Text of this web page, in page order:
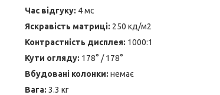
Час відгуку: 4 мс
Яскравість матриці: 250 кд/м2
Контрастність дисплея: 1000:1
Кути огляду: 178° / 178°
Вбудовані колонки: немає
Вага: 3.3 кг